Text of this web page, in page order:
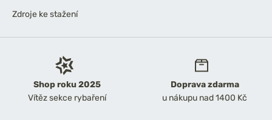
Shop roku 2025
Vítěz sekce rybaření
Doprava zdarma
u nákupu nad 1400 Kč
Zdroje ke stažení